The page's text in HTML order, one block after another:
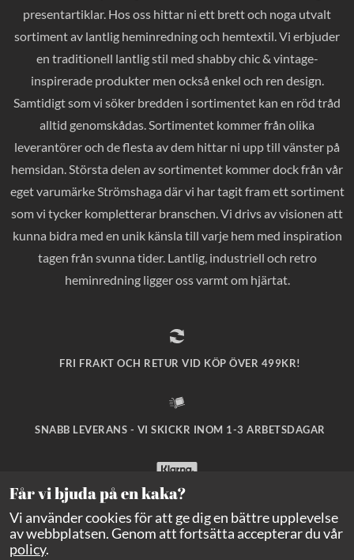
presentartiklar. Hos oss hittar ni ett brett och noga utvalt
sortiment av lantlig heminredning och hemtextil. Vi erbjuder
en traditionell lantlig stil med shabby chic & vintage-
inspirerade produkter men också enkel och ren design.
Samtidigt som vi söker bredden i sortimentet kan en röd tråd
alltid genomskådas. Sortimentet kommer från olika
leverantörer och de flesta av dem hittar ni upp till vänster på
hemsidan. Största delen av sortimentet kommer dock från vår
eget varumärke Strömshaga där vi har tagit fram ett sortiment
som vi tycker kompletterar branschen. Vi drivs av visionen att
kunna bidra med en unik känsla till varje hem med inspiration
tagen från svunna tider. Lantlig, industriell och retro
heminredning ligger oss varmt om hjärtat.
FRI FRAKT OCH RETUR VID KÖP ÖVER 499KR!
SNABB LEVERANS - VI SKICKR INOM 1-3 ARBETSDAGAR
SÄKRA BETALNINGAR MED KLARNA CHECKOUT!
Får vi bjuda på en kaka?
Vi använder cookies för att ge dig en bättre upplevelse
av webbplatsen. Genom att fortsätta accepterar du vår
policy.